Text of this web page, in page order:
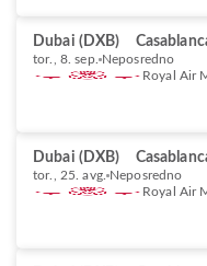
Dubai (DXB)
tor., 8. sep. Neposredno
Royal Air
Dubai (DXB)
tor., 25. avg. Neposredno
Royal Air